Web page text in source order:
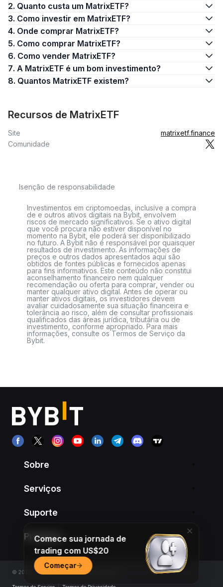
2. Quanto custa um MatrixETF?
3. Como investir em MatrixETF?
4. Onde comprar MatrixETF?
5. Como comprar MatrixETF?
6. Como vender MatrixETF?
7. A MatrixETF é um bom investimento?
8. Quantos MatrixETF existem?
Recursos de MatrixETF
Site
matrixetf.finance
Comunidade
Isenção de responsabilidade
Investimentos em criptomoedas, inclusive a compra
de e outros ativos digitais na Bybit, envolvem
riscos de mercado significativos. Se o ativo digital
que você procura não estiver disponível no
momento na Bybit, ele poderá ser disponibilizado
no futuro. A Bybit não é responsável por quaisquer
resultados de investimento. As informações de
preços e outros dados apresentados aqui são
obtidos de fontes públicas e fornecidos apenas
para fins informativos. Este conteúdo não constitui
aconselhamento financeiro nem qualquer
recomendação ou oferta para comprar, vender ou
manter qualquer ativo digital. Antes de operar ou
manter ativos digitais, os investidores devem
avaliar cuidadosamente sua situação financeira e
tolerância ao risco, além de consultar profissionais
qualificados das áreas jurídica, tributária ou de
investimento, conforme apropriado. Para mais
informações, consulte os Termos de Serviço da
Bybit.
Sobre
Serviços
Suporte
Produtos
© 2018-2026 Bybit.com. All rights reserved.
Comece sua jornada de
trading com US$20
Começar